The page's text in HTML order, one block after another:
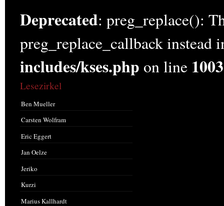
Deprecated: preg_replace():
preg_replace_callback instead
includes/kses.php on line 1003
Lesezirkel
Ben Mueller
Carsten Wolfram
Eric Eggert
Jan Oelze
Jeriko
Kurzi
Marius Kallhardt